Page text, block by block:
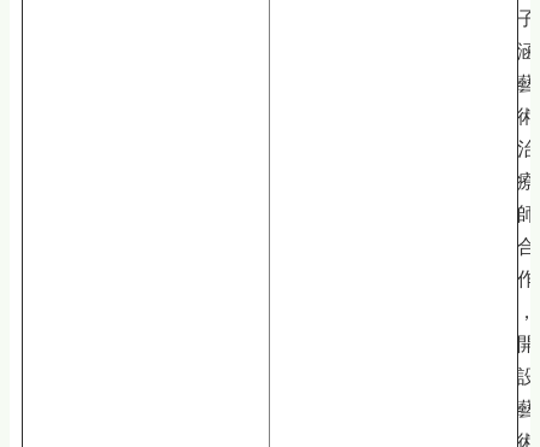
子
涵
藝
術
治
療
師
合
作
，
開
設
藝
術